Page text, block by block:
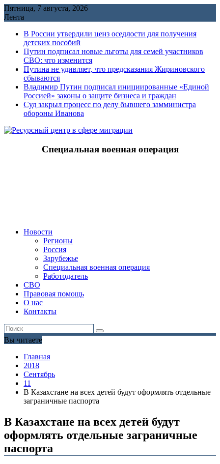
Перейти
к
Пятница, 7 августа, 2026
Лента
В России утвердили ценз оседлости для получения
детских пособий
Путин подписал новые льготы для семей участников
СВО: что изменится
Путина не удивляет, что предсказания Жириновского
сбываются
Владимир Путин подписал инициированные «Единой
Россией» законы о защите бизнеса и граждан
Cуд закрыл процесс по делу бывшего замминистра
обороны Иванова
Специальная военная операция
Новости
Регионы
Россия
Зарубежье
Специальная военная операция
Работодатель
СВО
Правовая помощь
О нас
Контакты
Вы читаете
Главная
2018
Сентябрь
11
В Казахстане на всех детей будут оформлять отдельные
заграничные паспорта
В Казахстане на всех детей будут
оформлять отдельные заграничные
паспорта